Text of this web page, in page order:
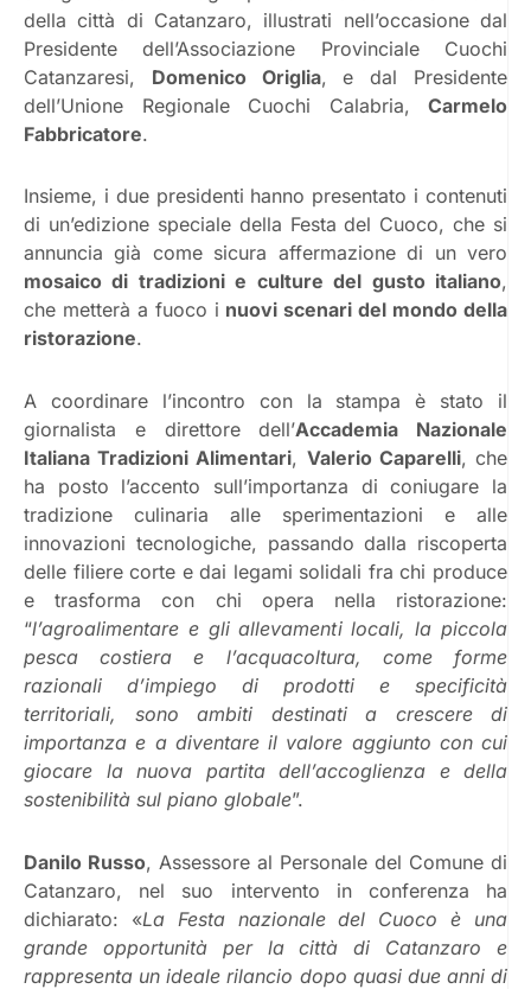
della città di Catanzaro, illustrati nell’occasione dal
Presidente dell’Associazione Provinciale Cuochi
Catanzaresi, Domenico Origlia, e dal Presidente
dell’Unione Regionale Cuochi Calabria, Carmelo
Fabbricatore.
Insieme, i due presidenti hanno presentato i contenuti
di un’edizione speciale della Festa del Cuoco, che si
annuncia già come sicura affermazione di un vero
mosaico di tradizioni e culture del gusto italiano,
che metterà a fuoco i nuovi scenari del mondo della
ristorazione.
A coordinare l’incontro con la stampa è stato il
giornalista e direttore dell’Accademia Nazionale
Italiana Tradizioni Alimentari, Valerio Caparelli, che
ha posto l’accento sull’importanza di coniugare la
tradizione culinaria alle sperimentazioni e alle
innovazioni tecnologiche, passando dalla riscoperta
delle filiere corte e dai legami solidali fra chi produce
e trasforma con chi opera nella ristorazione:
“l’agroalimentare e gli allevamenti locali, la piccola
pesca costiera e l’acquacoltura, come forme
razionali d’impiego di prodotti e specificità
territoriali, sono ambiti destinati a crescere di
importanza e a diventare il valore aggiunto con cui
giocare la nuova partita dell’accoglienza e della
sostenibilità sul piano globale”.
Danilo Russo, Assessore al Personale del Comune di
Catanzaro, nel suo intervento in conferenza ha
dichiarato: «La Festa nazionale del Cuoco è una
grande opportunità per la città di Catanzaro e
rappresenta un ideale rilancio dopo quasi due anni di